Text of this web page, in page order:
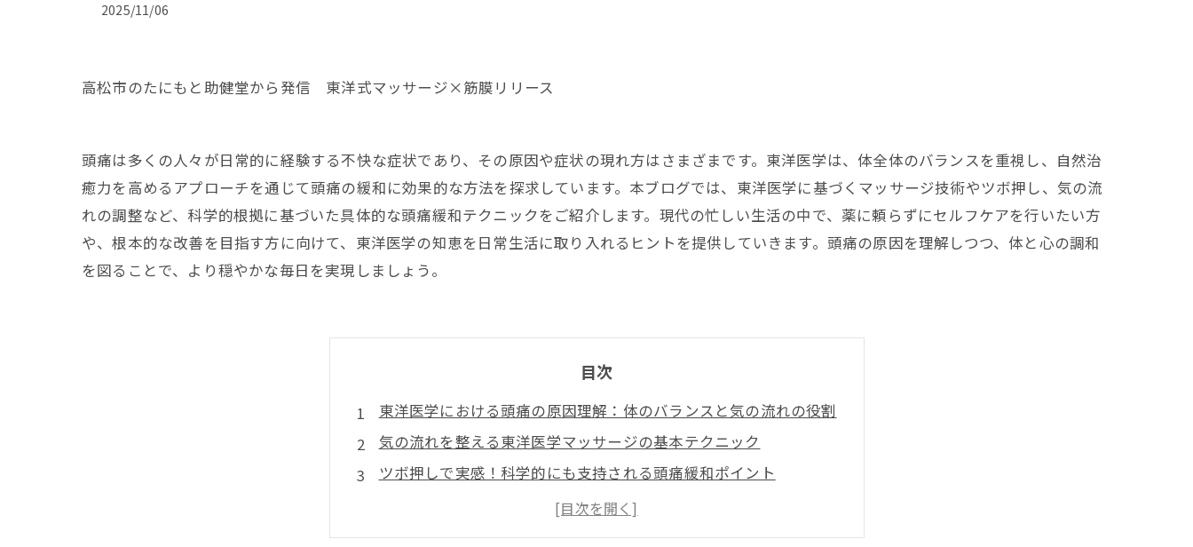
2025/11/06
高松市のたにもと助健堂から発信 東洋式マッサージ×筋膜リリース
頭痛は多くの人々が日常的に経験する不快な症状であり、その原因や症状の現れ方はさまざまです。東洋医学は、体全体のバランスを重視し、自然治
癒力を高めるアプローチを通じて頭痛の緩和に効果的な方法を探求しています。本ブログでは、東洋医学に基づくマッサージ技術やツボ押し、気の流
れの調整など、科学的根拠に基づいた具体的な頭痛緩和テクニックをご紹介します。現代の忙しい生活の中で、薬に頼らずにセルフケアを行いたい方
や、根本的な改善を目指す方に向けて、東洋医学の知恵を日常生活に取り入れるヒントを提供していきます。頭痛の原因を理解しつつ、体と心の調和
を図ることで、より穏やかな毎日を実現しましょう。
目次
東洋医学における頭痛の原因理解：体のバランスと気の流れの役割
気の流れを整える東洋医学マッサージの基本テクニック
ツボ押しで実感！科学的にも支持される頭痛緩和ポイント
気功と呼吸法で促す心身の調和と頭痛緩和
東洋医学のセルフケアで頭痛を根本から緩和する生活習慣の提案